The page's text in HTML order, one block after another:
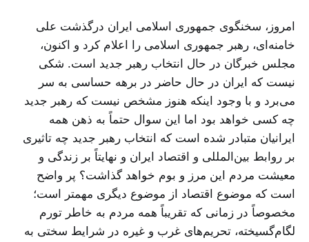
امروز، سخنگوی جمهوری اسلامی ایران درگذشت علی
خامنه‌ای، رهبر جمهوری اسلامی را اعلام کرد و اکنون،
مجلس خبرگان در حال انتخاب رهبر جدید است. شکی
نیست که ایران در حال حاضر در برهه حساسی به سر
می‌برد و با وجود اینکه هنوز مشخص نیست که رهبر جدید
چه کسی خواهد بود اما این سوال حتماً به ذهن همه
ایرانیان متبادر شده است که انتخاب رهبر جدید چه تاثیری
بر روابط بین‌المللی و اقتصاد ایران و نهایتاً بر زندگی و
معیشت مردم این مرز و بوم خواهد گذاشت؟ پر واضح
است که موضوع اقتصاد از موضوع دیگری مهمتر است؛
مخصوصاً در زمانی که تقریباً همه مردم به خاطر تورم
لگام‌گسیخته، تحریم‌های غرب و غیره در شرایط سختی به